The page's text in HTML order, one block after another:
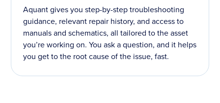
Aquant gives you step-by-step troubleshooting
guidance, relevant repair history, and access to
manuals and schematics, all tailored to the asset
you’re working on. You ask a question, and it helps
you get to the root cause of the issue, fast.